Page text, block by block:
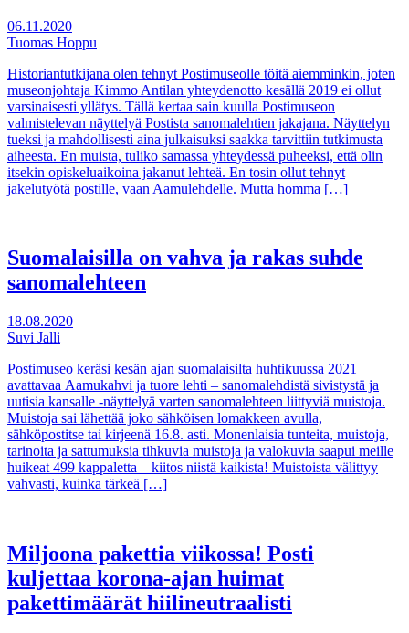
06.11.2020
Tuomas Hoppu
Historiantutkijana olen tehnyt Postimuseolle töitä aiemminkin, joten
museonjohtaja Kimmo Antilan yhteydenotto kesällä 2019 ei ollut
varsinaisesti yllätys. Tällä kertaa sain kuulla Postimuseon
valmistelevan näyttelyä Postista sanomalehtien jakajana. Näyttelyn
tueksi ja mahdollisesti aina julkaisuksi saakka tarvittiin tutkimusta
aiheesta. En muista, tuliko samassa yhteydessä puheeksi, että olin
itsekin opiskeluaikoina jakanut lehteä. En tosin ollut tehnyt
jakelutyötä postille, vaan Aamulehdelle. Mutta homma […]
Suomalaisilla on vahva ja rakas suhde
sanomalehteen
18.08.2020
Suvi Jalli
Postimuseo keräsi kesän ajan suomalaisilta huhtikuussa 2021
avattavaa Aamukahvi ja tuore lehti – sanomalehdistä sivistystä ja
uutisia kansalle -näyttelyä varten sanomalehteen liittyviä muistoja.
Muistoja sai lähettää joko sähköisen lomakkeen avulla,
sähköpostitse tai kirjeenä 16.8. asti. Monenlaisia tunteita, muistoja,
tarinoita ja sattumuksia tihkuvia muistoja ja valokuvia saapui meille
huikeat 499 kappaletta – kiitos niistä kaikista! Muistoista välittyy
vahvasti, kuinka tärkeä […]
Miljoona pakettia viikossa! Posti
kuljettaa korona-ajan huimat
pakettimäärät hiilineutraalisti